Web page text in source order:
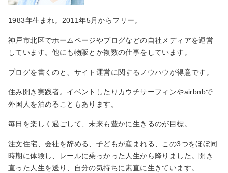
1983年生まれ。2011年5月からフリー。
神戸市北区でホームページやブログなどの自社メディアを運営
しています。他にも物販とか複数の仕事をしています。
ブログを書くのと、サイト運営に関するノウハウが得意です。
住み開き実践者。イベントしたりカウチサーフィンやairbnbで
外国人を泊めることもあります。
毎日を楽しく過ごして、未来も豊かに生きるのが目標。
注文住宅、会社を辞める、子どもが産まれる、この3つをほぼ同
時期に体験し、レールに乗っかった人生から降りました。開き
直った人生を送り、自分の気持ちに素直に生きています。